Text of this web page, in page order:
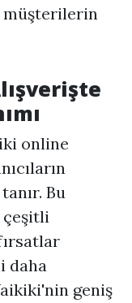
müşterilerin
online
Bu
çeşitli
daha
geniş